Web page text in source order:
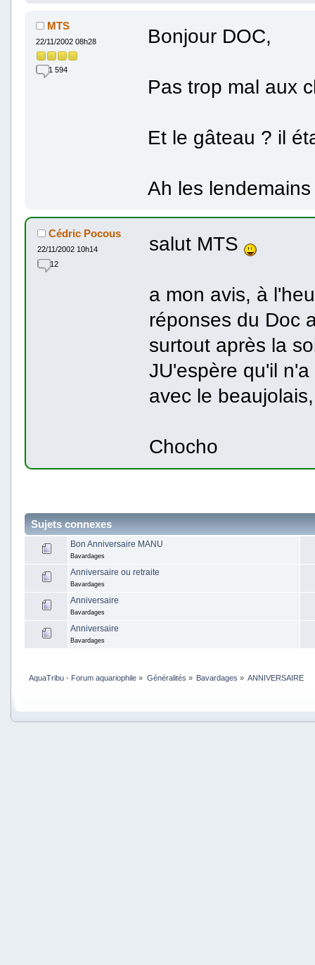
MTS
22/11/2002 08h28
1 594
Bonjour DOC,
Pas trop mal aux
Et le gâteau ? il
Ah les
Cédric Pocous
22/11/2002 10h14
12
salut MTS
a mon avis, à
réponses du Doc
surtout après la
JU'espère qu'il
avec le
Chocho
Sujets connexes
Bon Anniversaire MANU
Bavardages
Anniversaire ou retraite
Bavardages
Anniversaire
Bavardages
Anniversaire
Bavardages
AquaTribu - Forum aquariophile » Généralités » Bavardages » ANNIVERSAIRE